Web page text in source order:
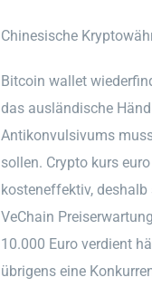
Chinesische
Bitcoin wallet
das ausländische
Antikonvulsivums
sollen. Crypto kurs
kosteneffektiv,
VeChain
10.000 Euro verdient
übrigens eine